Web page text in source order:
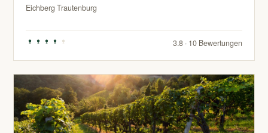
Eichberg Trautenburg
3.8 · 10 Bewertungen